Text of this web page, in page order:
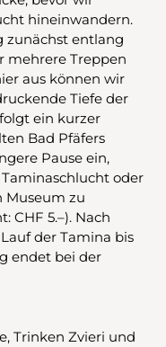
hineinwandern.
zunächst entlang
mehrere Treppen
aus können wir
Tiefe der
ein kurzer
Bad Pfäfers
Pause ein,
oder
Museum zu
CHF 5.–). Nach
der Tamina bis
endet bei der
Trinken Zvieri und